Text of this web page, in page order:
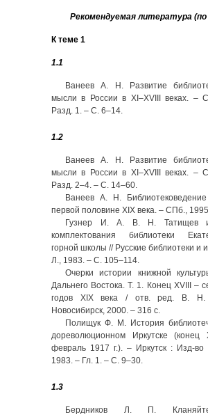
Рекомендуемая литература
К теме 1
1.1
Ванеев А. Н. Развитие
мысли в России в XI–XVIII веках. –
Разд. 1. – С. 6–14.
1.2
Ванеев А. Н. Развитие
мысли в России в XI–XVIII веках. –
Разд. 2–4. – С. 14–60.
Ванеев А. Н.
первой половине XIX века. – СПб.,
Гузнер И. А. В. Н. Татищев
комплектования библиотеки
горной школы // Русские библиотеки и
Л., 1983. – С. 105–114.
Очерки истории книжной
Дальнего Востока. Т. 1. Конец ХVIII –
годов ХIХ века / отв. ред. В. Н.
Новосибирск, 2000. – 316 с.
Полищук Ф. М. История
дореволюционном Иркутске (конец
февраль 1917 г.). – Иркутск : Изд-во
1983. – Гл. 1. – С. 9–30.
1.3
Бердников Л. П.